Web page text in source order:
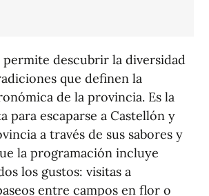
descubrir la diversidad
que definen la
de la provincia. Es la
para escaparse a Castellón y
a través de sus sabores y
la programación incluye
los gustos: visitas a
entre campos en flor o